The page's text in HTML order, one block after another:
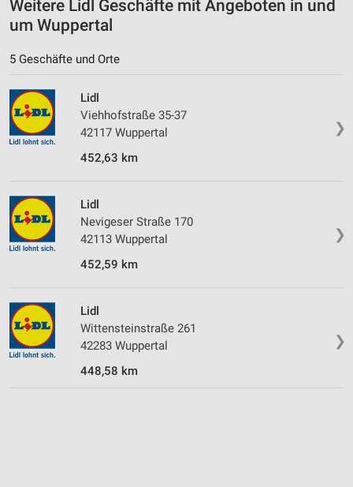
Weitere Lidl Geschäfte mit Angeboten in und
um Wuppertal
5 Geschäfte und Orte
❯
Lidl
Viehhofstraße 35-37
42117 Wuppertal
452,63 km
❯
Lidl
Nevigeser Straße 170
42113 Wuppertal
452,59 km
❯
Lidl
Wittensteinstraße 261
42283 Wuppertal
448,58 km
Informationen identifizieren
Nicht-IAB-Verarbeitungszwecke:
Notwendig
Performance
Funktional